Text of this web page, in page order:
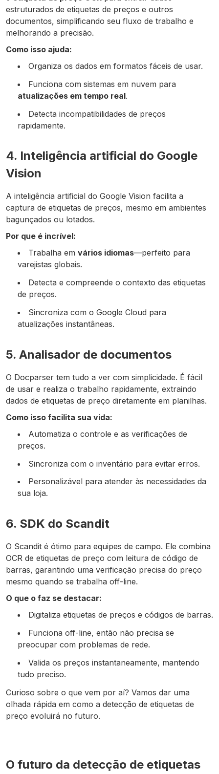
estruturados de etiquetas de preços e outros
documentos, simplificando seu fluxo de trabalho e
melhorando a precisão.
Como isso ajuda:
Organiza os dados em formatos fáceis de usar.
Funciona com sistemas em nuvem para
atualizações em tempo real.
Detecta incompatibilidades de preços
rapidamente.
4. Inteligência artificial do Google
Vision
A inteligência artificial do Google Vision facilita a
captura de etiquetas de preços, mesmo em ambientes
bagunçados ou lotados.
Por que é incrível:
Trabalha em vários idiomas—perfeito para
varejistas globais.
Detecta e compreende o contexto das etiquetas
de preços.
Sincroniza com o Google Cloud para
atualizações instantâneas.
5. Analisador de documentos
O Docparser tem tudo a ver com simplicidade. É fácil
de usar e realiza o trabalho rapidamente, extraindo
dados de etiquetas de preço diretamente em planilhas.
Como isso facilita sua vida:
Automatiza o controle e as verificações de
preços.
Sincroniza com o inventário para evitar erros.
Personalizável para atender às necessidades da
sua loja.
6. SDK do Scandit
O Scandit é ótimo para equipes de campo. Ele combina
OCR de etiquetas de preço com leitura de código de
barras, garantindo uma verificação precisa do preço
mesmo quando se trabalha off-line.
O que o faz se destacar:
Digitaliza etiquetas de preços e códigos de barras.
Funciona off-line, então não precisa se
preocupar com problemas de rede.
Valida os preços instantaneamente, mantendo
tudo preciso.
Curioso sobre o que vem por aí? Vamos dar uma
olhada rápida em como a detecção de etiquetas de
preço evoluirá no futuro.
O futuro da detecção de etiquetas